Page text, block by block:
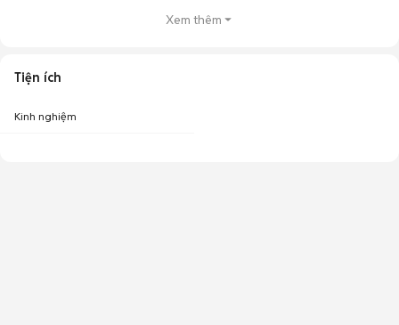
Xem thêm
Tiện ích
Kinh nghiệm